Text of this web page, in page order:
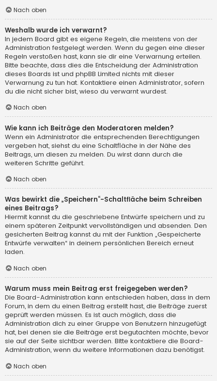
Nach oben
Weshalb wurde ich verwarnt?
In jedem Board gibt es eigene Regeln, die meistens von der
Administration festgelegt werden. Wenn du gegen eine dieser
Regeln verstoßen hast, kann sie dir eine Verwarnung erteilen.
Bitte beachte, dass dies die Entscheidung der Administration
dieses Boards ist und phpBB Limited nichts mit dieser
Verwarnung zu tun hat. Kontaktiere einen Administrator, sofern
du die nicht sicher bist, wieso du verwarnt wurdest.
Nach oben
Wie kann ich Beiträge den Moderatoren melden?
Wenn ein Administrator die entsprechenden Berechtigungen
vergeben hat, siehst du eine Schaltfläche in der Nähe des
Beitrags, um diesen zu melden. Du wirst dann durch die
weiteren Schritte geführt.
Nach oben
Was bewirkt die „Speichern“-Schaltfläche beim Schreiben
eines Beitrags?
Hiermit kannst du die geschriebene Entwürfe speichern und zu
einem späteren Zeitpunkt vervollständigen und absenden. Den
gesicherten Beitrag kannst du mit der Funktion „Gespeicherte
Entwürfe verwalten“ in deinem persönlichen Bereich erneut
laden.
Nach oben
Warum muss mein Beitrag erst freigegeben werden?
Die Board-Administration kann entschieden haben, dass in dem
Forum, in dem du einen Beitrag erstellt hast, die Beiträge zuerst
geprüft werden müssen. Es ist auch möglich, dass die
Administration dich zu einer Gruppe von Benutzern hinzugefügt
hat, bei denen sie die Beiträge erst begutachten möchte, bevor
sie auf der Seite sichtbar werden. Bitte kontaktiere die Board-
Administration, wenn du weitere Informationen dazu benötigst.
Nach oben